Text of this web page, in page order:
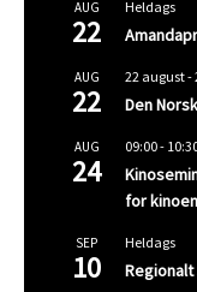
AUG
22
Heldags
AUG
22
22 august-
Den
AUG
24
09:00-
for
SEP
10
Heldags